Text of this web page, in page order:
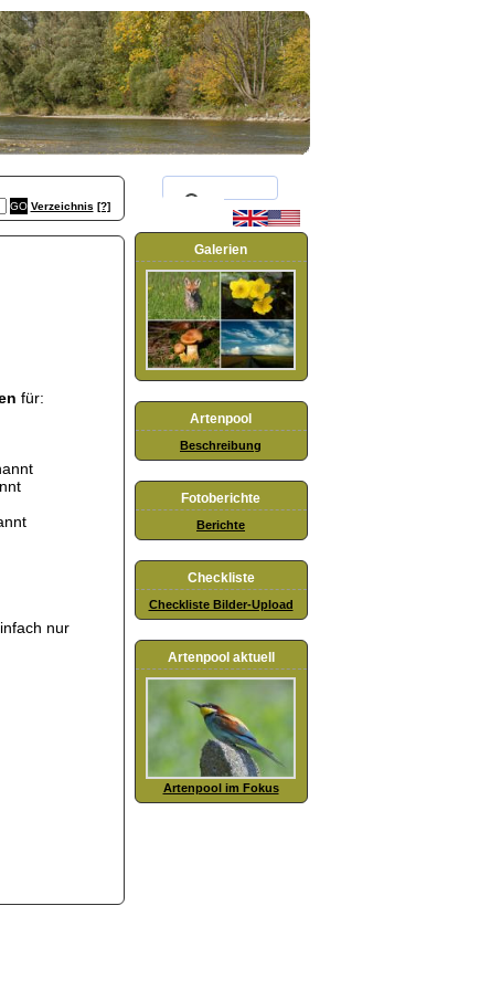
Verzeichnis [?]
für:
nur
Galerien
Artenpool
Beschreibung
Fotoberichte
Berichte
Checkliste
Checkliste Bilder-Upload
Artenpool aktuell
Artenpool im Fokus